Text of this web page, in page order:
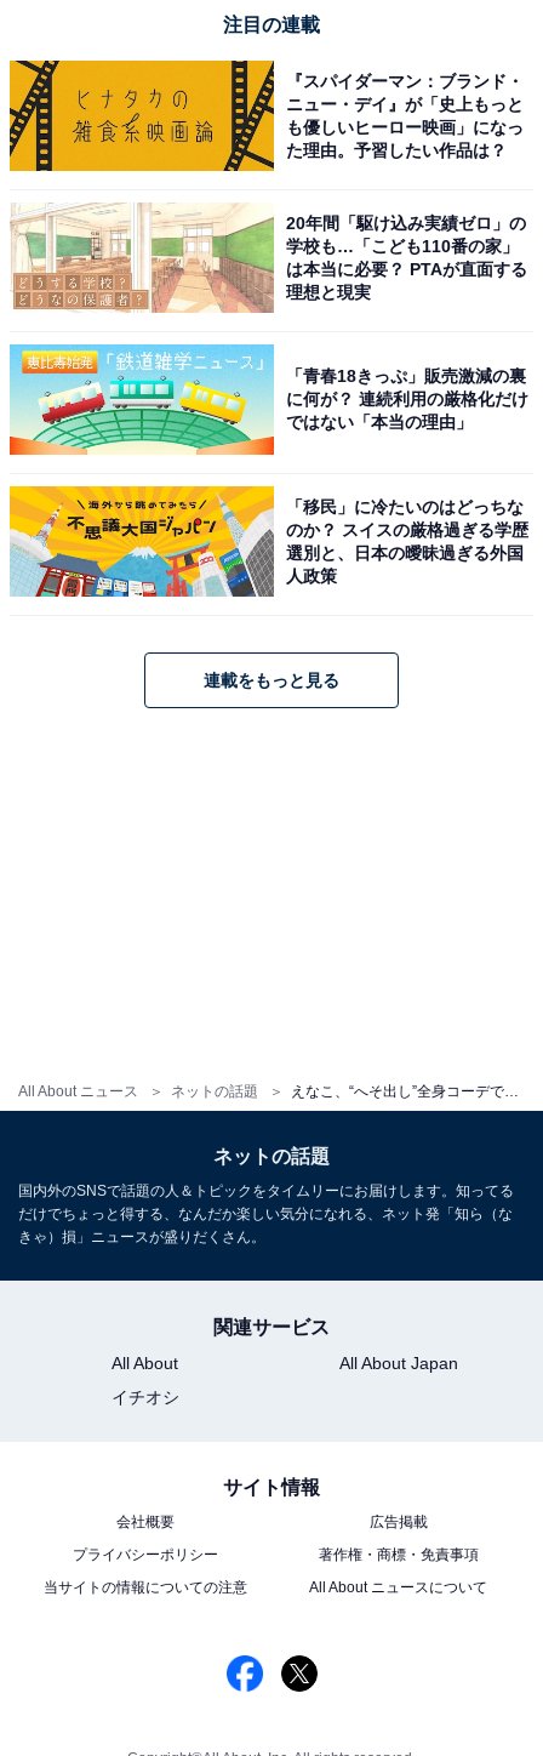
All About ニュース ネットの話題 えなこ、“へそ出し”全身コーデでコスプレとは違う魅力を披露！ 「何着ても似合うから、不思議」
注目の連載
『スパイダーマン：ブランド・
ニュー・デイ』が「史上もっと
も優しいヒーロー映画」になっ
た理由。予習したい作品は？
20年間「駆け込み実績ゼロ」の
学校も…「こども110番の家」
は本当に必要？ PTAが直面する
理想と現実
「青春18きっぷ」販売激減の裏
に何が？ 連続利用の厳格化だけ
ではない「本当の理由」
「移民」に冷たいのはどっちな
のか？ スイスの厳格過ぎる学歴
選別と、日本の曖昧過ぎる外国
人政策
連載をもっと見る
ネットの話題
国内外のSNSで話題の人＆トピックをタイムリーにお届けします。知ってる
だけでちょっと得する、なんだか楽しい気分になれる、ネット発「知ら（な
きゃ）損」ニュースが盛りだくさん。
関連サービス
All About
All About Japan
イチオシ
サイト情報
会社概要
広告掲載
プライバシーポリシー
著作権・商標・免責事項
当サイトの情報についての注意
All About ニュースについて